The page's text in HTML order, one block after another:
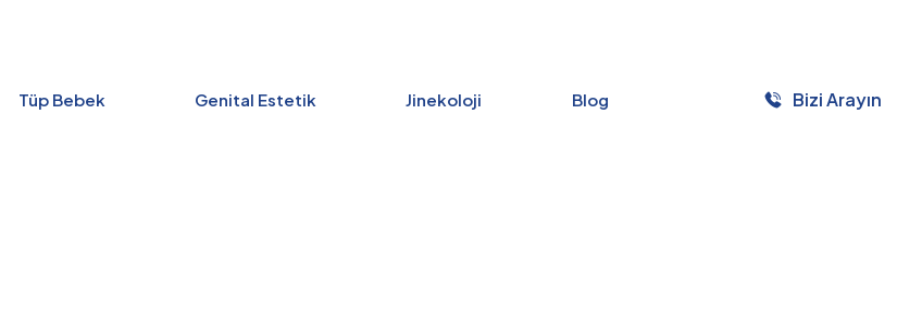
Tüp Bebek Genital Estetik Jinekoloji Blog Bizi Arayın